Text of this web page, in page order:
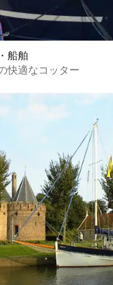
船舶
快適なコッター